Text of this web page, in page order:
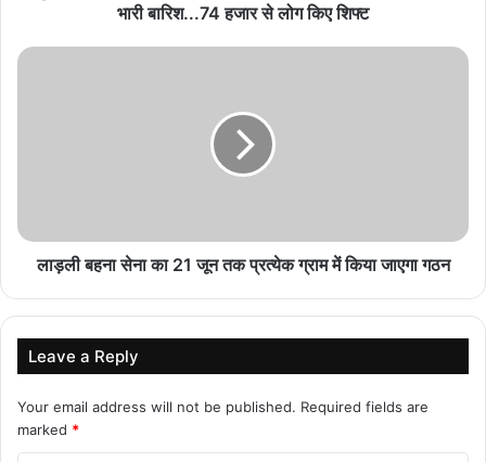
अंतिम संस्कार पर बनी सहमति
August 8, 2026
भारी बारिश...74 हजार से लोग किए शिफ्ट
लाड़ली बहना सेना का 21 जून तक प्रत्येक ग्राम में किया जाएगा गठन
Leave a Reply
Your email address will not be published. Required fields are
marked *